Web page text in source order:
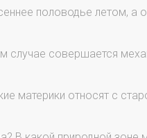
половодье летом,
случае совершается
материки относят с